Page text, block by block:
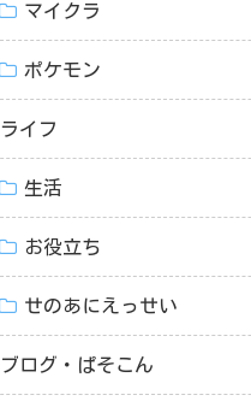
マイクラ
ポケモン
ライフ
生活
お役立ち
せのあにえっせい
ブログ・ぱそこん